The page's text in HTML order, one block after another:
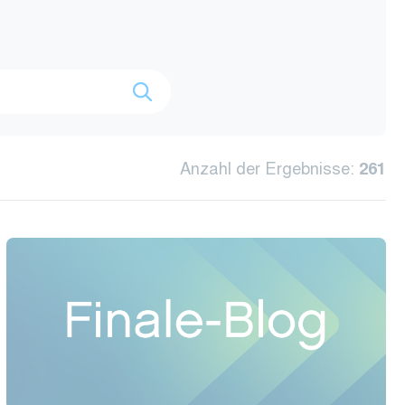
Suche
Anzahl der Ergebnisse: 261